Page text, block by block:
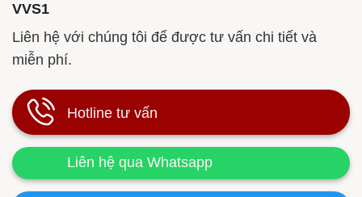
VVS1
Liên hệ với chúng tôi để được tư vấn chi tiết và
miễn phí.
Hotline tư vấn
Liên hệ qua Whatsapp